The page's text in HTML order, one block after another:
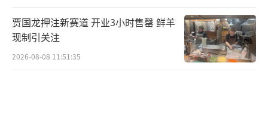
贾国龙押注新赛道 开业3小时售罄 鲜羊
现制引关注
2026-08-08 11:51:35